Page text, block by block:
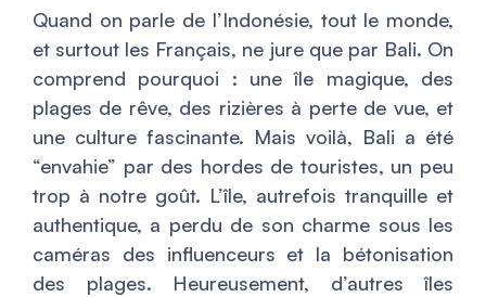
Quand on parle de l’Indonésie, tout le monde,
et surtout les Français, ne jure que par Bali. On
comprend pourquoi : une île magique, des
plages de rêve, des rizières à perte de vue, et
une culture fascinante. Mais voilà, Bali a été
“envahie” par des hordes de touristes, un peu
trop à notre goût. L’île, autrefois tranquille et
authentique, a perdu de son charme sous les
caméras des influenceurs et la bétonisation
des plages. Heureusement, d’autres îles